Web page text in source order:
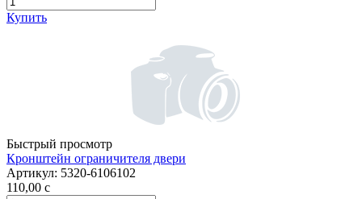
Купить
Быстрый просмотр
Кронштейн ограничителя двери
Артикул: 5320-6106102
110,00 c